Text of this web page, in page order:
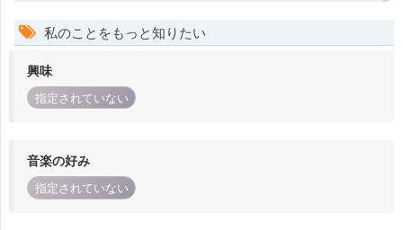
私のことをもっと知りたい
興味
指定されていない
音楽の好み
指定されていない